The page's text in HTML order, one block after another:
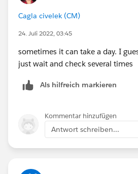
Cagla civelek (CM)
24. Juli 2022, 03:45
sometimes it can take a day. I
just wait and check several times
Als hilfreich markieren
Kommentar hinzufügen
Antwort schreiben...